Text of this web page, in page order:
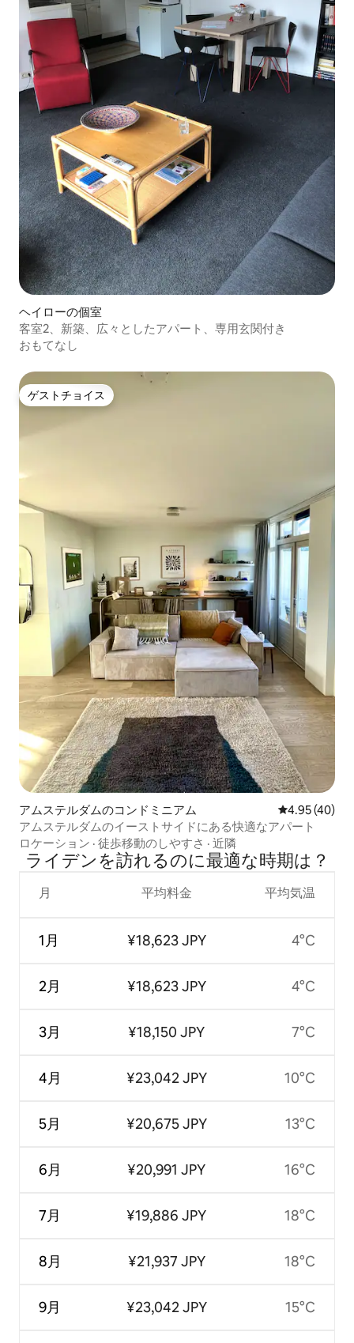
ヘイローの個室
客室2、新築、広々としたアパート、専用玄関付き
おもてなし
ゲストチョイス
ゲストチョイス
アムステルダムのコンドミニアム レビュー40
4.95 (40)
アムステルダムのイーストサイドにある快適なアパート
ロケーション · 徒歩移動のしやすさ · 近隣
ライデンを訪⁠れ⁠るの⁠に最⁠適⁠な時⁠期⁠は⁠？
月
1月
2月
3月
4月
5月
6月
7月
8月
9月
平均料金
¥18,623 JPY
¥18,623 JPY
¥18,150 JPY
¥23,042 JPY
¥20,675 JPY
¥20,991 JPY
¥19,886 JPY
¥21,937 JPY
¥23,042 JPY
平均気温
4°C
4°C
7°C
10°C
13°C
16°C
18°C
18°C
15°C